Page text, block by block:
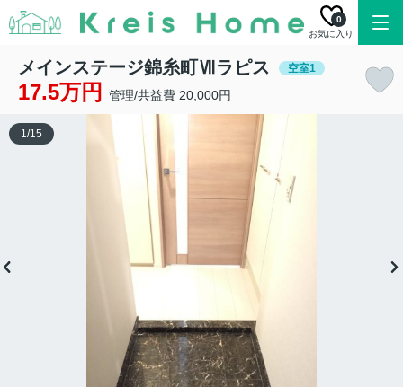
お気に入り
0
メインステージ錦糸町Ⅶラピス 空室1
17.5万円 管理/共益費 20,000円
1/15